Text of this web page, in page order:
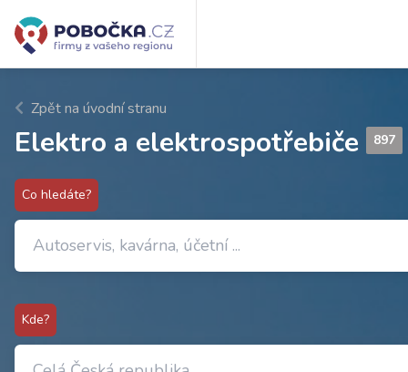
Zpět na úvodní stranu
Elektro a elektrospotřebiče 897
Co hledáte?
Kde?